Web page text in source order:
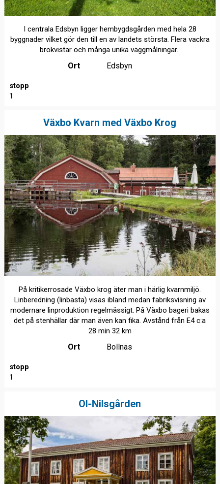
I centrala Edsbyn ligger hembygdsgården med hela 28
byggnader vilket gör den till en av landets största. Flera vackra
brokvistar och många unika väggmålningar.
Ort Edsbyn
stopp
1
Växbo Kvarn med Växbo Krog
På kritikerrosade Växbo krog äter man i härlig kvarnmiljö.
Linberedning (linbasta) visas ibland medan fabriksvisning av
modernare linproduktion regelmässigt. På Växbo bageri bakas
det på stenhällar där man även kan fika. Avstånd från E4 c:a
28 min 32 km
Ort Bollnäs
stopp
1
Ol-Nilsgården